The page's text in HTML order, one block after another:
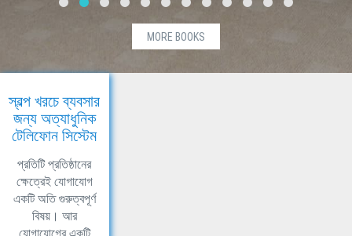
MORE BOOKS
স্বল্প খরচে ব্যবসার
জন্য অত্যাধুনিক
টেলিফোন সিস্টেম
প্রতিটি প্রতিষ্ঠানের
ক্ষেত্রেই যোগাযোগ
একটি অতি গুরুত্বপূর্ণ
বিষয়। আর